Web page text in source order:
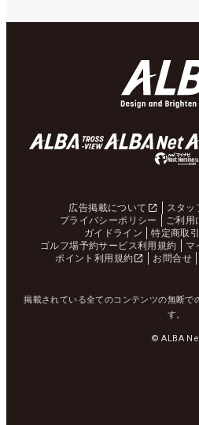
広告掲載について スタッ
プライバシーポリシー
ご利用
ガイドライン
特定商取
ゴルフ場予約サービス利用規約
マ
ポイント利用規約
お問合せ
掲載されている全てのコンテンツの無断で
す。
© ALBA